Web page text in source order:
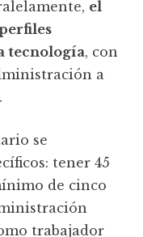
el
tecnología, con
a
se
tener 45
de cinco
trabajador